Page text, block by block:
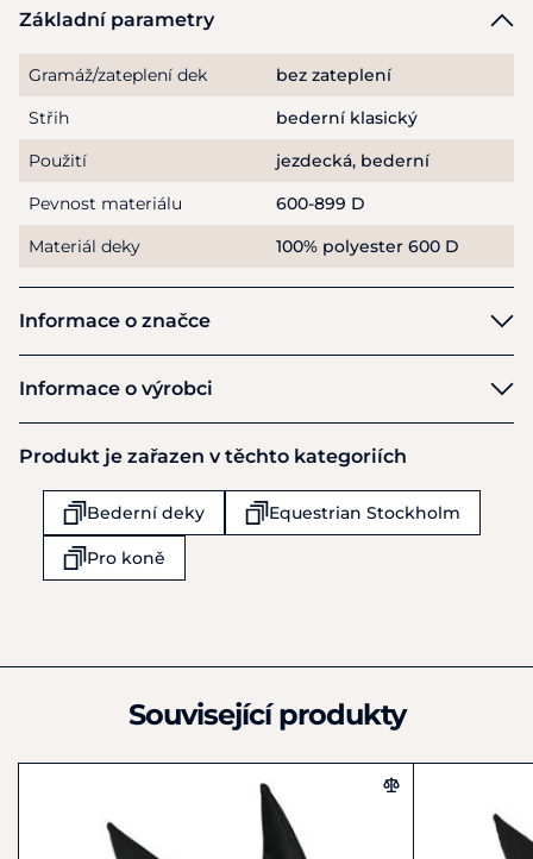
Základní parametry
Gramáž/zateplení dek
bez zateplení
Střih
bederní klasický
Použití
jezdecká, bederní
Pevnost materiálu
600-899 D
Materiál deky
100% polyester 600 D
Informace o značce
Equestrian Stockholm
Informace o výrobci
Equestrian Stockholm AB
Rökerigatan 19
Johanneshov
Švédsko
Produkt je zařazen v těchto kategoriích
Bederní deky Equestrian Stockholm
Pro koně
Související produkty